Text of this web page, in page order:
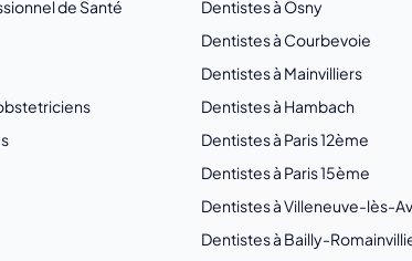
de Santé
Dentistes à Osny
Dentistes à Courbevoie
Dentistes à Mainvilliers
Dentistes à Hambach
Dentistes à Paris 12ème
Dentistes à Paris 15ème
Dentistes à Villeneuve-lès-
Dentistes à Bailly-